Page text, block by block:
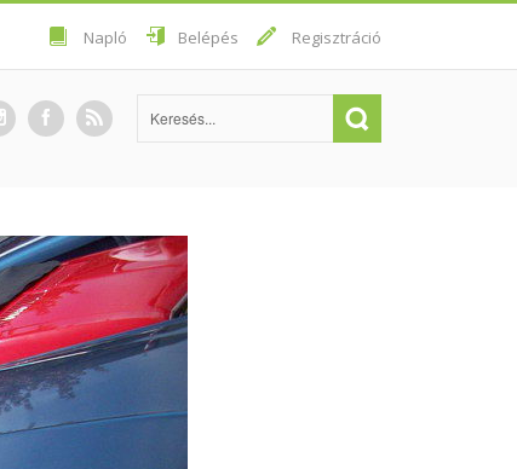
Napló Belépés Regisztráció